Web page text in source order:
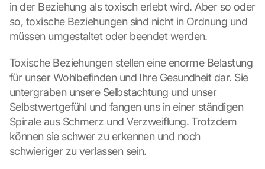
in der Beziehung als toxisch erlebt wird. Aber so oder
so, toxische Beziehungen sind nicht in Ordnung und
müssen umgestaltet oder beendet werden.
Toxische Beziehungen stellen eine enorme Belastung
für unser Wohlbefinden und Ihre Gesundheit dar. Sie
untergraben unsere Selbstachtung und unser
Selbstwertgefühl und fangen uns in einer ständigen
Spirale aus Schmerz und Verzweiflung. Trotzdem
können sie schwer zu erkennen und noch
schwieriger zu verlassen sein.
e
c
t
o
n
s
r
e
e
n